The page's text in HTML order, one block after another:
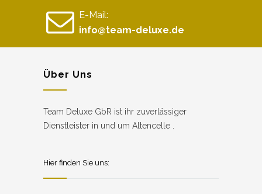
E-Mail:
info@team-deluxe.de
Über Uns
Team Deluxe GbR ist ihr zuverlässiger
Dienstleister in und um Altencelle .
Hier finden Sie uns: